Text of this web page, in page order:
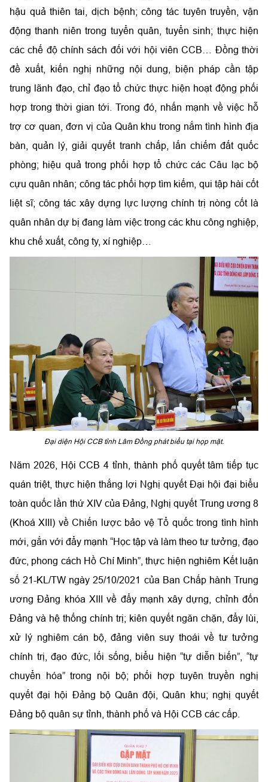
hậu quả thiên tai, dịch bệnh; công tác tuyên truyền, vận
động thanh niên trong tuyển quân, tuyển sinh; thực hiện
các chế độ chính sách đối với hội viên CCB… Đồng thời
đề xuất, kiến nghị những nội dung, biện pháp cần tập
trung lãnh đạo, chỉ đạo tổ chức thực hiện hoạt động phối
hợp trong thời gian tới. Trong đó, nhấn mạnh về việc hỗ
trợ cơ quan, đơn vị của Quân khu trong nắm tình hình địa
bàn, quản lý, giải quyết tranh chấp, lấn chiếm đất quốc
phòng; hiệu quả trong phối hợp tổ chức các Câu lạc bộ
cựu quân nhân; công tác phối hợp tìm kiếm, qui tập hài cốt
liệt sĩ; công tác xây dựng lực lượng chính trị nòng cốt là
quân nhân dự bị đang làm việc trong các khu công nghiệp,
khu chế xuất, công ty, xí nghiệp…
Đại diện Hội CCB tỉnh Lâm Đồng phát biểu tại họp mặt.
Năm 2026, Hội CCB 4 tỉnh, thành phố quyết tâm tiếp tục
quán triệt, thực hiện thắng lợi Nghị quyết Đại hội đại biểu
toàn quốc lần thứ XIV của Đảng, Nghị quyết Trung ương 8
(Khoá XIII) về Chiến lược bảo vệ Tổ quốc trong tình hình
mới, gắn với đẩy mạnh “Học tập và làm theo tư tưởng, đạo
đức, phong cách Hồ Chí Minh”, thực hiện nghiêm Kết luận
số 21-KL/TW ngày 25/10/2021 của Ban Chấp hành Trung
ương Đảng khóa XIII về đẩy mạnh xây dựng, chỉnh đốn
Đảng và hệ thống chính trị; kiên quyết ngăn chặn, đẩy lùi,
xử lý nghiêm cán bộ, đảng viên suy thoái về tư tưởng
chính trị, đạo đức, lối sống, biểu hiện “tự diễn biến”, “tự
chuyển hóa” trong nội bộ; phối hợp tuyên truyền nghị
quyết đại hội Đảng bộ Quân đội, Quân khu; nghị quyết
Đảng bộ quân sự tỉnh, thành phố và Hội CCB các cấp.